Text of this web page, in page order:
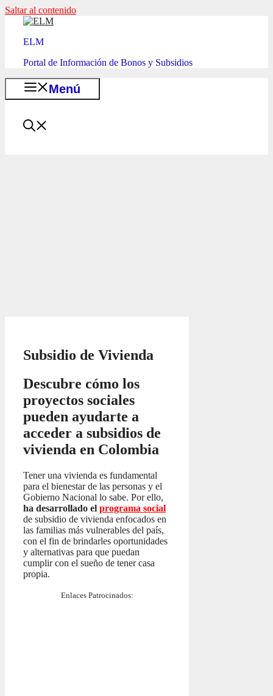
Saltar al contenido
ELM
Portal de Información de Bonos y Subsidios
Menú
Subsidio de Vivienda
Descubre cómo los
proyectos sociales
pueden ayudarte a
acceder a subsidios de
vivienda en Colombia
Tener una vivienda es fundamental
para el bienestar de las personas y el
Gobierno Nacional lo sabe. Por ello,
ha desarrollado el programa social
de subsidio de vivienda enfocados en
las familias más vulnerables del país,
con el fin de brindarles oportunidades
y alternativas para que puedan
cumplir con el sueño de tener casa
propia.
Enlaces Patrocinados: